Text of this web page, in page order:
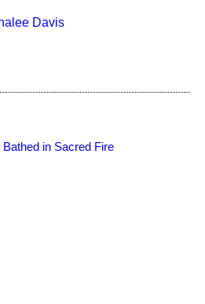
Davis
in Sacred Fire